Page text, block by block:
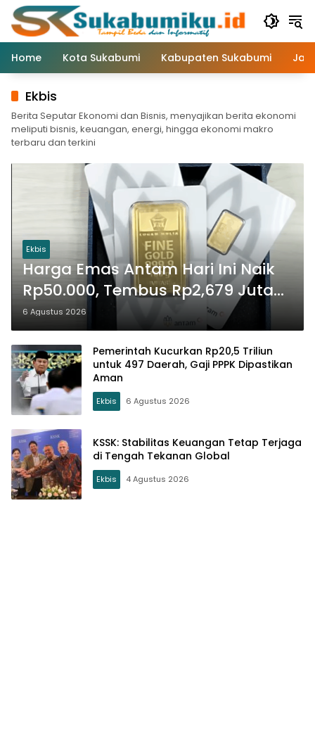
Langsung
konten
Home
Kota Sukabumi Kabupaten Sukabumi
Ekbis
Berita Seputar Ekonomi dan Bisnis, menyajikan berita ekonomi
meliputi bisnis, keuangan, energi, hingga ekonomi makro
terbaru dan terkini
Ekbis
Harga Emas Antam Hari Ini Naik
Rp50.000, Tembus Rp2,679 Juta
per Gram
6 Agustus 2026
Pemerintah Kucurkan Rp20,5 Triliun
untuk 497 Daerah, Gaji PPPK Dipastikan
Aman
Ekbis 6 Agustus 2026
KSSK: Stabilitas Keuangan Tetap Terjaga
di Tengah Tekanan Global
Ekbis 4 Agustus 2026